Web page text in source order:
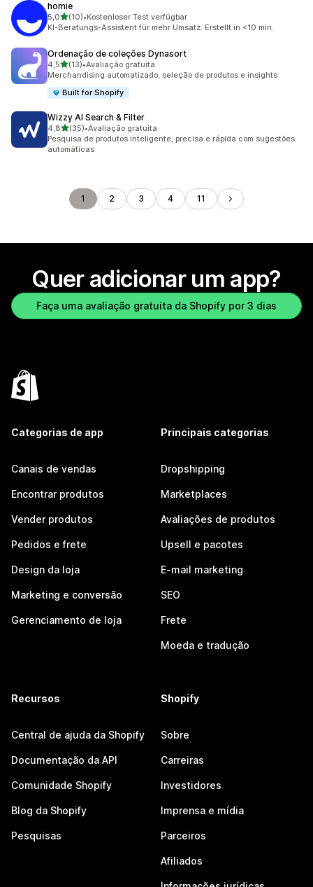
homie
5,0de 5 estrelas
(10)
10 avaliações ao todo
•Kostenloser Test verfügbar
KI-Beratungs-Assistent für mehr Umsatz. Erstellt in <10 min.
Ordenação de coleções Dynasort
4,5de 5 estrelas
(13)
13 avaliações ao todo
•Avaliação gratuita
Merchandising automatizado, seleção de produtos e insights
Built for Shopify
Wizzy AI Search & Filter
4,8de 5 estrelas
(35)
35 avaliações ao todo
•Avaliação gratuita
Pesquisa de produtos inteligente, precisa e rápida com sugestões
automáticas
1 2 3 4 11
Quer adicionar um app?
Faça uma avaliação gratuita da Shopify por 3 dias
Categorias de app
Canais de vendas
Encontrar produtos
Vender produtos
Pedidos e frete
Design da loja
Marketing e conversão
Gerenciamento de loja
Principais categorias
Dropshipping
Marketplaces
Avaliações de produtos
Upsell e pacotes
E-mail marketing
SEO
Frete
Moeda e tradução
Recursos
Central de ajuda da Shopify
Documentação da API
Comunidade Shopify
Blog da Shopify
Pesquisas
Shopify
Sobre
Carreiras
Investidores
Imprensa e mídia
Parceiros
Afiliados